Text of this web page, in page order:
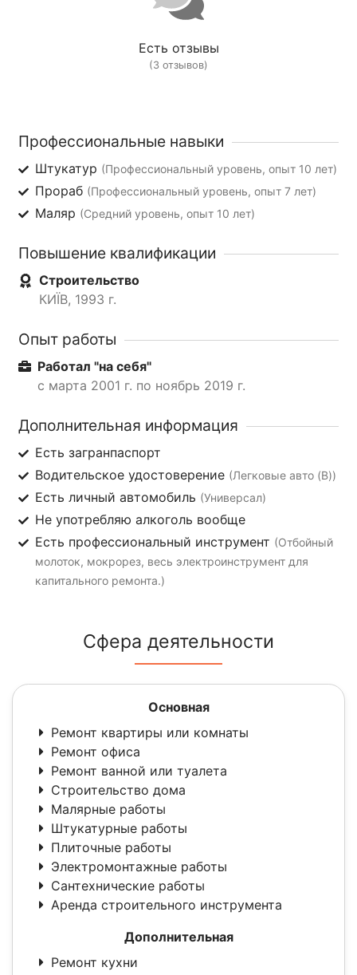
Есть отзывы
(3 отзывов)
Профессиональные навыки
Штукатур (Профессиональный уровень, опыт 10 лет)
Прораб (Профессиональный уровень, опыт 7 лет)
Маляр (Средний уровень, опыт 10 лет)
Повышение квалификации
Строительство
КИЇВ, 1993 г.
Опыт работы
Работал "на себя"
с марта 2001 г. по ноябрь 2019 г.
Дополнительная информация
Есть загранпаспорт
Водительское удостоверение (Легковые авто (B))
Есть личный автомобиль (Универсал)
Не употребляю алкоголь вообще
Есть профессиональный инструмент (Отбойный
молоток, мокрорез, весь электроинструмент для
капитального ремонта.)
Сфера деятельности
Основная
Ремонт квартиры или комнаты
Ремонт офиса
Ремонт ванной или туалета
Строительство дома
Малярные работы
Штукатурные работы
Плиточные работы
Электромонтажные работы
Сантехнические работы
Аренда строительного инструмента
Дополнительная
Ремонт кухни